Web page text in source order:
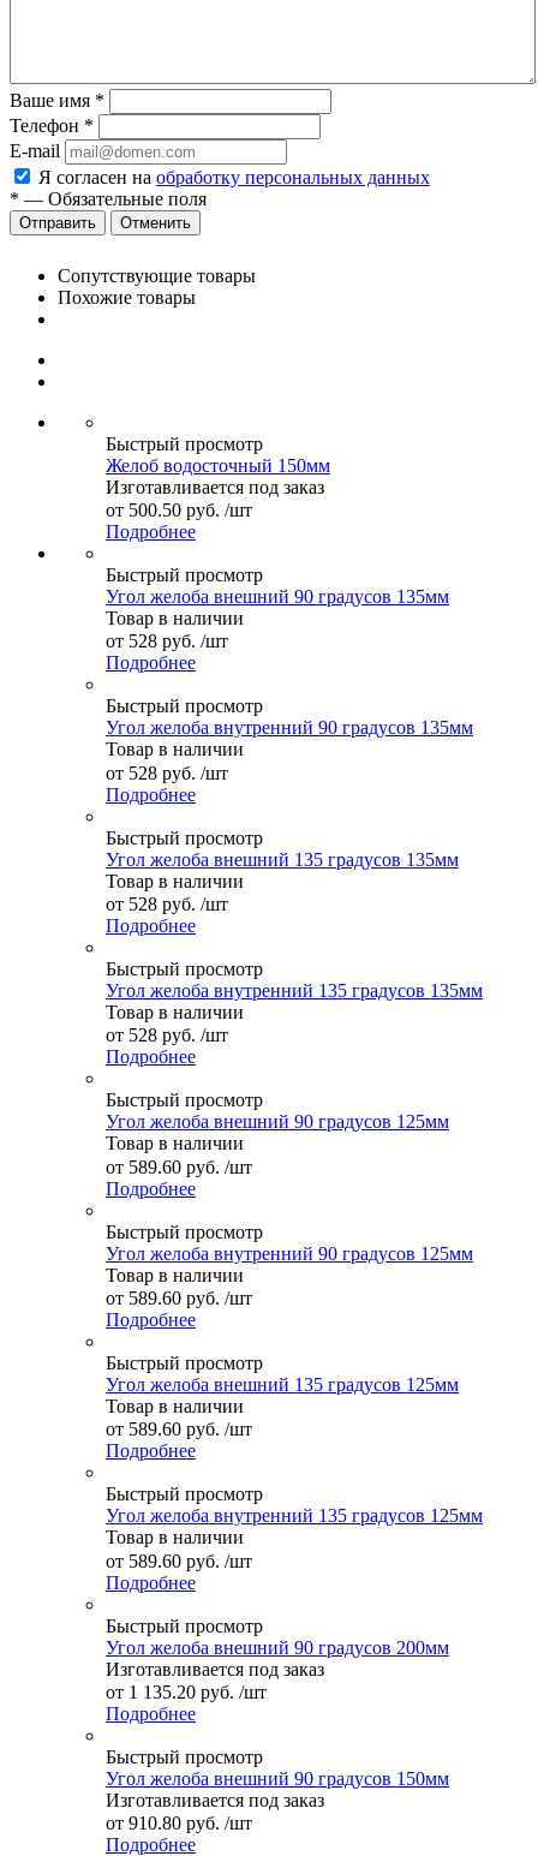
Ваше имя *
Телефон *
E-mail
Я согласен на обработку персональных данных
* — Обязательные поля
Отменить
Сопутствующие товары
Похожие товары
Быстрый просмотр
Желоб водосточный 150мм
Изготавливается под заказ
от 500.50 руб. /шт
Подробнее
Быстрый просмотр
Угол желоба внешний 90 градусов 135мм
Товар в наличии
от 528 руб. /шт
Подробнее
Быстрый просмотр
Угол желоба внутренний 90 градусов 135мм
Товар в наличии
от 528 руб. /шт
Подробнее
Быстрый просмотр
Угол желоба внешний 135 градусов 135мм
Товар в наличии
от 528 руб. /шт
Подробнее
Быстрый просмотр
Угол желоба внутренний 135 градусов 135мм
Товар в наличии
от 528 руб. /шт
Подробнее
Быстрый просмотр
Угол желоба внешний 90 градусов 125мм
Товар в наличии
от 589.60 руб. /шт
Подробнее
Быстрый просмотр
Угол желоба внутренний 90 градусов 125мм
Товар в наличии
от 589.60 руб. /шт
Подробнее
Быстрый просмотр
Угол желоба внешний 135 градусов 125мм
Товар в наличии
от 589.60 руб. /шт
Подробнее
Быстрый просмотр
Угол желоба внутренний 135 градусов 125мм
Товар в наличии
от 589.60 руб. /шт
Подробнее
Быстрый просмотр
Угол желоба внешний 90 градусов 200мм
Изготавливается под заказ
от 1 135.20 руб. /шт
Подробнее
Быстрый просмотр
Угол желоба внешний 90 градусов 150мм
Изготавливается под заказ
от 910.80 руб. /шт
Подробнее